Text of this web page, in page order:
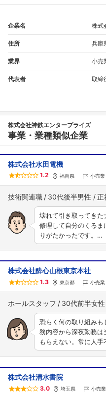
企業名 株式
住所 兵庫
業界 小売
代表者 取締
株式会社神鉄エンタープライズ
事業・業種類似企業
株式会社水田電機
1.2 福岡県 小売業
技術関連職 30代後半男性 正
壊れて引き取ってき
修理して自分のくる
りがたかったです。…
株式会社酔心山根東京本社
1.3 東京都 小売業
ホールスタッフ 30代前半女性
恐らく何の取り組み
務内容から深夜勤務
もらえない。常に人
株式会社清水書院
3.0 埼玉県 小売業